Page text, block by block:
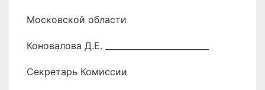
Московской области
Коновалова Д.Е. _________________________
Секретарь Комиссии